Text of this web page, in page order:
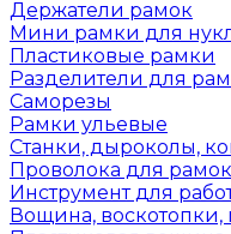
Держатели рамок
Мини рамки для
Пластиковые рамки
Разделители для
Саморезы
Рамки ульевые
Станки, дыроколы,
Проволока для рамок
Инструмент для
Вощина, воскотопки,